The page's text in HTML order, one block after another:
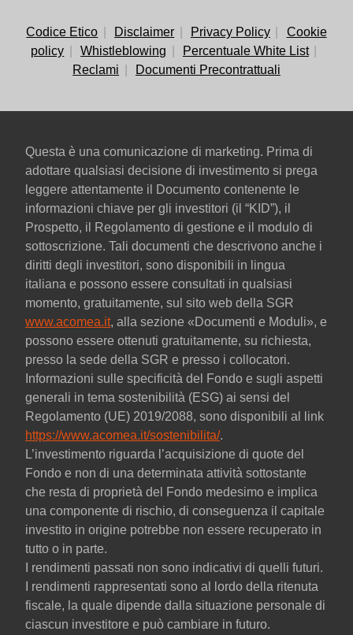
Codice Etico Disclaimer Privacy Policy
Cookie
policy
Whistleblowing
Percentuale White List
Reclami
Documenti Precontrattuali
Questa è una comunicazione di marketing. Prima di
adottare qualsiasi decisione di investimento si prega
leggere attentamente il Documento contenente le
informazioni chiave per gli investitori (il “KID”), il
Prospetto, il Regolamento di gestione e il modulo di
sottoscrizione. Tali documenti che descrivono anche i
diritti degli investitori, sono disponibili in lingua
italiana e possono essere consultati in qualsiasi
momento, gratuitamente, sul sito web della SGR
www.acomea.it, alla sezione «Documenti e Moduli», e
possono essere ottenuti gratuitamente, su richiesta,
presso la sede della SGR e presso i collocatori.
Informazioni sulle specificità del Fondo e sugli aspetti
generali in tema sostenibilità (ESG) ai sensi del
Regolamento (UE) 2019/2088, sono disponibili al link
https://www.acomea.it/sostenibilita/.
L’investimento riguarda l’acquisizione di quote del
Fondo e non di una determinata attività sottostante
che resta di proprietà del Fondo medesimo e implica
una componente di rischio, di conseguenza il capitale
investito in origine potrebbe non essere recuperato in
tutto o in parte.
I rendimenti passati non sono indicativi di quelli futuri.
I rendimenti rappresentati sono al lordo della ritenuta
fiscale, la quale dipende dalla situazione personale di
ciascun investitore e può cambiare in futuro.